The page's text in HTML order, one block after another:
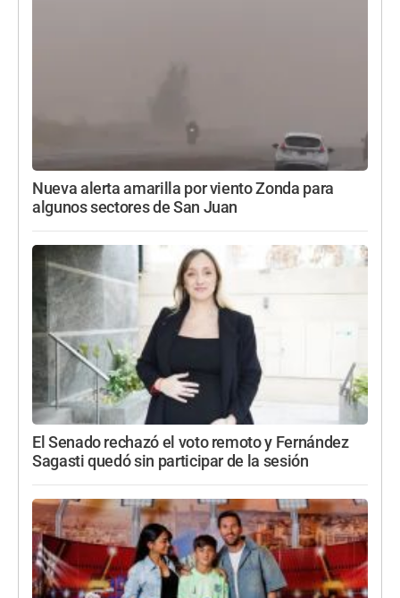
Nueva alerta amarilla por viento Zonda para
algunos sectores de San Juan
El Senado rechazó el voto remoto y Fernández
Sagasti quedó sin participar de la sesión